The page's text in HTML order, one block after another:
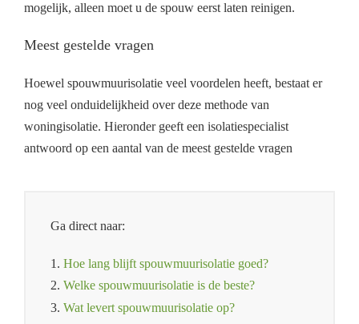
mogelijk, alleen moet u de spouw eerst laten reinigen.
Meest gestelde vragen
Hoewel spouwmuurisolatie veel voordelen heeft, bestaat er
nog veel onduidelijkheid over deze methode van
woningisolatie. Hieronder geeft een isolatiespecialist
antwoord op een aantal van de meest gestelde vragen
Ga direct naar:
1. Hoe lang blijft spouwmuurisolatie goed?
2. Welke spouwmuurisolatie is de beste?
3. Wat levert spouwmuurisolatie op?